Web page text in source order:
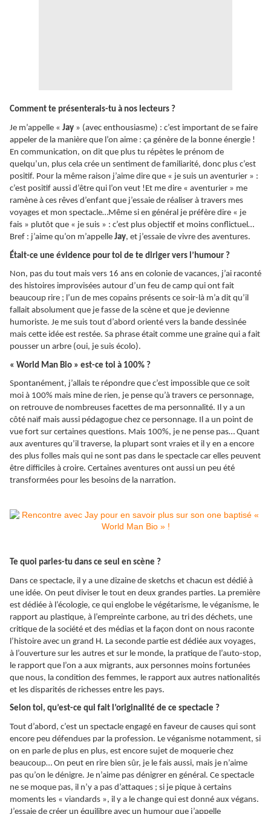
Comment te présenterais-tu à nos lecteurs ?
Je m’appelle « Jay » (avec enthousiasme) : c’est important de se faire
appeler de la manière que l’on aime : ça génère de la bonne énergie !
En communication, on dit que plus tu répètes le prénom de
quelqu’un, plus cela crée un sentiment de familiarité, donc plus c’est
positif. Pour la même raison j’aime dire que « je suis un aventurier » :
c’est positif aussi d’être qui l’on veut !Et me dire « aventurier » me
ramène à ces rêves d’enfant que j’essaie de réaliser à travers mes
voyages et mon spectacle…Même si en général je préfère dire « je
fais » plutôt que « je suis » : c’est plus objectif et moins conflictuel…
Bref : j’aime qu’on m’appelle Jay, et j’essaie de vivre des aventures.
Était-ce une évidence pour toi de te diriger vers l’humour ?
Non, pas du tout mais vers 16 ans en colonie de vacances, j’ai raconté
des histoires improvisées autour d’un feu de camp qui ont fait
beaucoup rire ; l’un de mes copains présents ce soir-là m’a dit qu’il
fallait absolument que je fasse de la scène et que je devienne
humoriste. Je me suis tout d’abord orienté vers la bande dessinée
mais cette idée est restée. Sa phrase était comme une graine qui a fait
pousser un arbre (oui, je suis écolo).
« World Man Bio » est-ce toi à 100% ?
Spontanément, j’allais te répondre que c’est impossible que ce soit
moi à 100% mais mine de rien, je pense qu’à travers ce personnage,
on retrouve de nombreuses facettes de ma personnalité. Il y a un
côté naïf mais aussi pédagogue chez ce personnage. Il a un point de
vue fort sur certaines questions. Mais 100%, je ne pense pas… Quant
aux aventures qu’il traverse, la plupart sont vraies et il y en a encore
des plus folles mais qui ne sont pas dans le spectacle car elles peuvent
être difficiles à croire. Certaines aventures ont aussi un peu été
transformées pour les besoins de la narration.
Te quoi parles-tu dans ce seul en scène ?
Dans ce spectacle, il y a une dizaine de sketchs et chacun est dédié à
une idée. On peut diviser le tout en deux grandes parties. La première
est dédiée à l’écologie, ce qui englobe le végétarisme, le véganisme, le
rapport au plastique, à l’empreinte carbone, au tri des déchets, une
critique de la société et des médias et la façon dont on nous raconte
l’histoire avec un grand H. La seconde partie est dédiée aux voyages,
à l’ouverture sur les autres et sur le monde, la pratique de l’auto-stop,
le rapport que l’on a aux migrants, aux personnes moins fortunées
que nous, la condition des femmes, le rapport aux autres nationalités
et les disparités de richesses entre les pays.
Selon toi, qu’est-ce qui fait l’originalité de ce spectacle ?
Tout d’abord, c’est un spectacle engagé en faveur de causes qui sont
encore peu défendues par la profession. Le véganisme notamment, si
on en parle de plus en plus, est encore sujet de moquerie chez
beaucoup… On peut en rire bien sûr, je le fais aussi, mais je n’aime
pas qu’on le dénigre. Je n’aime pas dénigrer en général. Ce spectacle
ne se moque pas, il n’y a pas d’attaques ; si je pique à certains
moments les « viandards », il y a le change qui est donné aux végans.
J’essaie de créer un équilibre avec un humour que j’appelle